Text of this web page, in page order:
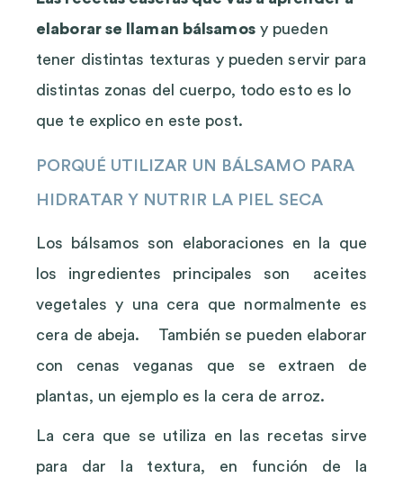
elaborar se llaman bálsamosy pueden
tener distintas texturas y pueden servir para
distintas zonas del cuerpo, todo esto es lo
que te explico en este post.
PORQUÉ UTILIZAR UN BÁLSAMO PARA
HIDRATAR Y NUTRIR LA PIEL SECA
Los bálsamos son elaboraciones en la que
los ingredientes principales son aceites
vegetales y una cera que normalmente es
cera de abeja. También se pueden elaborar
con cenas veganas que se extraen de
plantas, un ejemplo es la cera de arroz.
La cera que se utiliza en las recetas sirve
para dar la textura, en función de la